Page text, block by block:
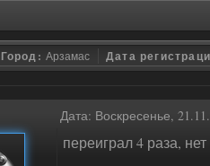
Город:Арзамас Дата
Дата: Воскресенье,
переиграл 4 раза,